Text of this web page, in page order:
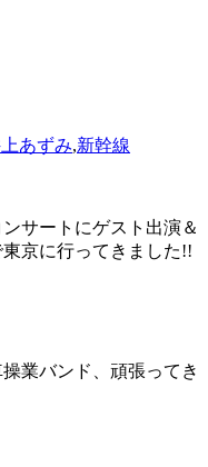
あずみ,新幹線
サートにゲスト出演＆
京に行ってきました!!
業バンド、頑張ってき